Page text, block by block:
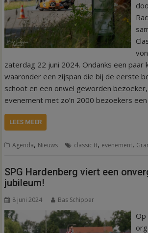
zaterdag 22 juni 2024. Ondanks een paar
waaronder een zijspan die bij de eerste
schoot en een onwel geworden
evenement met zo’n 2000 bezoekers
LEES MEER
Agenda, Nieuws classic tt, evenement,
SPG Hardenberg viert een
jubileum!
8 juni 2024 Bas Schipper
Op